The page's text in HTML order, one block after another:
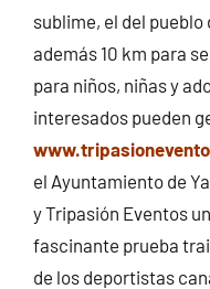
sublime, el del pueblo
además 10 km para
para niños, niñas y
interesados pueden
el Ayuntamiento de
y Tripasión Eventos
fascinante prueba
de los deportistas